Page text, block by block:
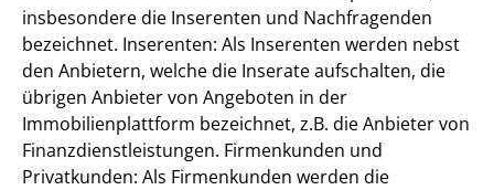
insbesondere die Inserenten und Nachfragenden
bezeichnet. Inserenten: Als Inserenten werden nebst
den Anbietern, welche die Inserate aufschalten, die
übrigen Anbieter von Angeboten in der
Immobilienplattform bezeichnet, z.B. die Anbieter von
Finanzdienstleistungen. Firmenkunden und
Privatkunden: Als Firmenkunden werden die